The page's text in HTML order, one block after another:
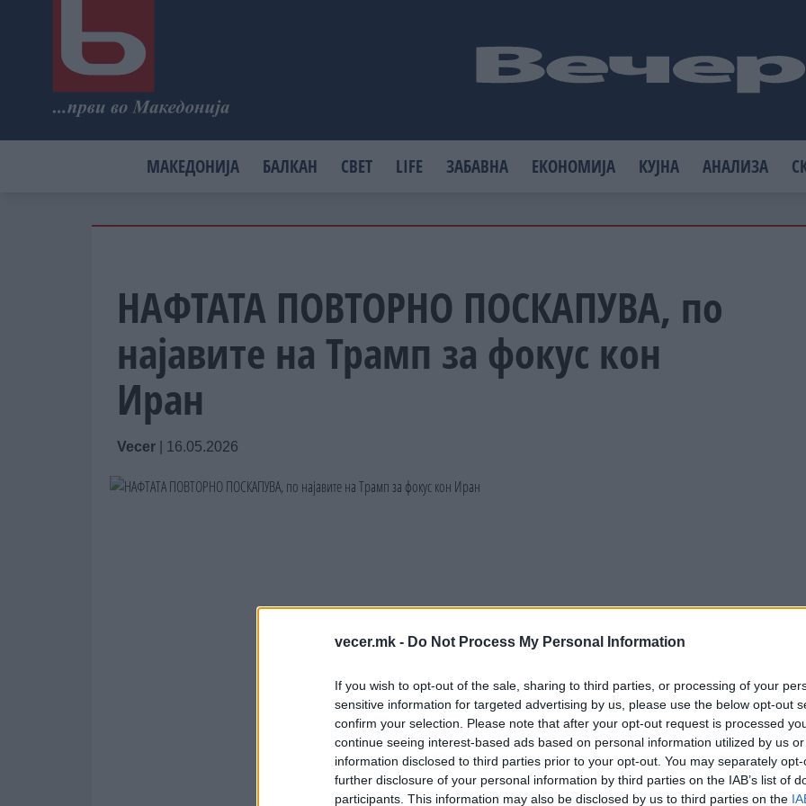
vecer.mk - Do Not Process My Personal Information
If you wish to opt-out of the sale, sharing to third parties, or processing of your
sensitive information for targeted advertising by us, please use the below opt-out
confirm your selection. Please note that after your opt-out request is processed
continue seeing interest-based ads based on personal information utilized by us
information disclosed to third parties prior to your opt-out. You may separately
further disclosure of your personal information by third parties on the IAB’s list of
participants. This information may also be disclosed by us to third parties on the
МАКЕДОНИЈА БАЛКАН СВЕТ LIFE ЗАБАВНА ЕКОНОМИЈА КУЈНА АНАЛИЗА
НАФТАТА ПОВТОРНО ПОСКАПУВА, по
најавите на Трамп за фокус кон
Иран
Vecer 16.05.2026